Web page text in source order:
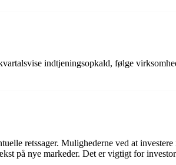
indtjeningsopkald, følge
retssager. Mulighederne ved at investere
på nye markeder. Det er vigtigt for